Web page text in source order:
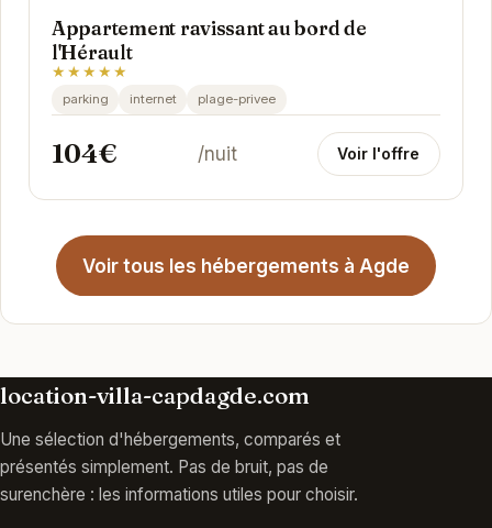
Appartement ravissant au bord de
l'Hérault
★★★★★
parking internet plage-privee
104€ /nuit Voir l'offre
Voir tous les hébergements à Agde
location-villa-capdagde.com
Une sélection d'hébergements, comparés et
présentés simplement. Pas de bruit, pas de
surenchère : les informations utiles pour choisir.